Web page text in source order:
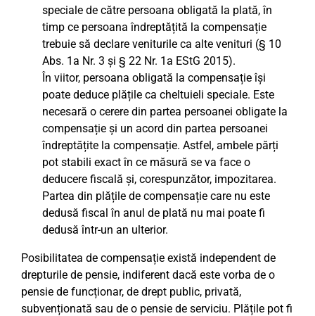
speciale de către persoana obligată la plată, în
timp ce persoana îndreptățită la compensație
trebuie să declare veniturile ca alte venituri (§ 10
Abs. 1a Nr. 3 și § 22 Nr. 1a EStG 2015).
În viitor, persoana obligată la compensație își
poate deduce plățile ca cheltuieli speciale. Este
necesară o cerere din partea persoanei obligate la
compensație și un acord din partea persoanei
îndreptățite la compensație. Astfel, ambele părți
pot stabili exact în ce măsură se va face o
deducere fiscală și, corespunzător, impozitarea.
Partea din plățile de compensație care nu este
dedusă fiscal în anul de plată nu mai poate fi
dedusă într-un an ulterior.
Posibilitatea de compensație există independent de
drepturile de pensie, indiferent dacă este vorba de o
pensie de funcționar, de drept public, privată,
subvenționată sau de o pensie de serviciu. Plățile pot fi